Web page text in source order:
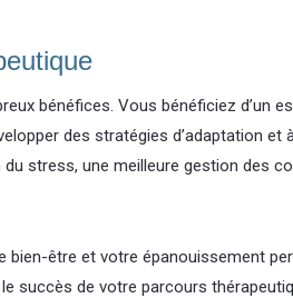
bénéfices. Vous bénéficiez d’un
des stratégies d’adaptation
stress, une meilleure gestion des
être et votre épanouissement
de votre parcours